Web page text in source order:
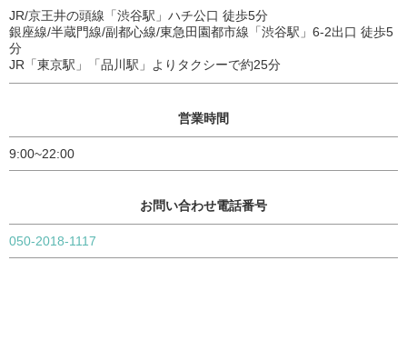
JR/京王井の頭線「渋谷駅」ハチ公口 徒歩5分
銀座線/半蔵門線/副都心線/東急田園都市線「渋谷駅」6-2出口 徒歩5
分
JR「東京駅」「品川駅」よりタクシーで約25分
営業時間
9:00~22:00
お問い合わせ電話番号
050-2018-1117